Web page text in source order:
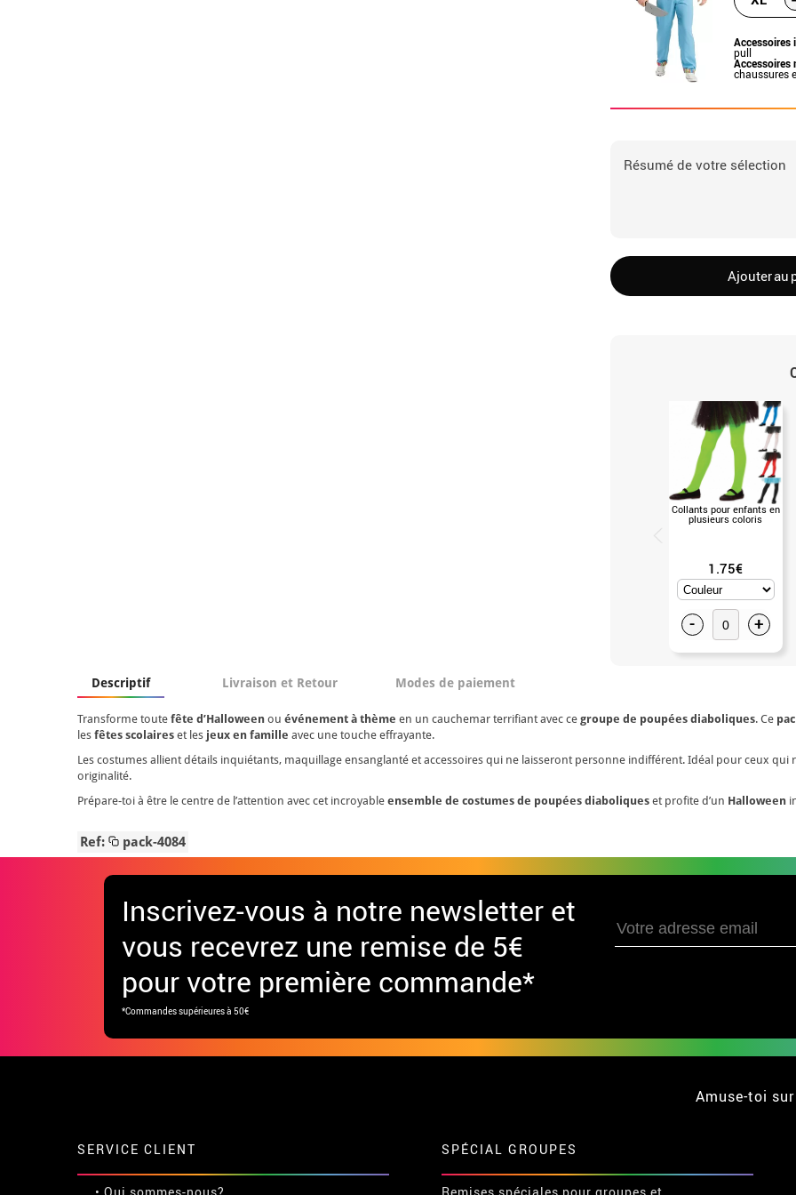
Accessoires
pull
Accessoires
chaussures
Résumé de votre sélection
Ajouter au
Collants pour enfants en
plusieurs coloris
1.75€
- +
Descriptif Livraison et Retour Modes de paiement
Transforme toute fête d’Halloween ou événement à thème en un cauchemar terrifiant avec ce groupe de poupées diaboliques. Ce
les fêtes scolaires et les jeux en famille avec une touche effrayante.
Les costumes allient détails inquiétants, maquillage ensanglanté et accessoires qui ne laisseront personne indifférent. Idéal pour ceux
originalité.
Prépare-toi à être le centre de l’attention avec cet incroyable ensemble de costumes de poupées diaboliques et profite d’un Halloween
Ref: pack-4084
Inscrivez-vous à notre newsletter et
vous recevrez une remise de 5€
pour votre première commande*
*Commandes supérieures à 50€
Amuse-toi
SERVICE CLIENT SPÉCIAL GROUPES